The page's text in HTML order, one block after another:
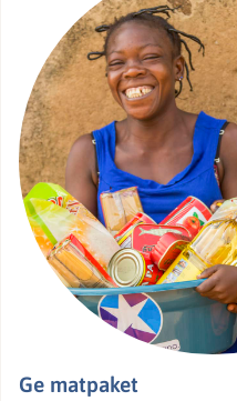
Ge matpaket